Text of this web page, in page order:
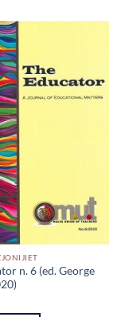
n. 6 (ed. George